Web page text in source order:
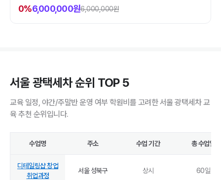
0%6,000,000원6,000,000원
서울 광택세차 순위 TOP 5
교육 일정, 야간/주말반 운영 여부 학원비를 고려한 서울 광택세차 교
육 추천 순위입니다.
수업명 주소 수업 기간 총 수업일
디테일링샵 창업
취업과정
서울 성북구 상시 60일